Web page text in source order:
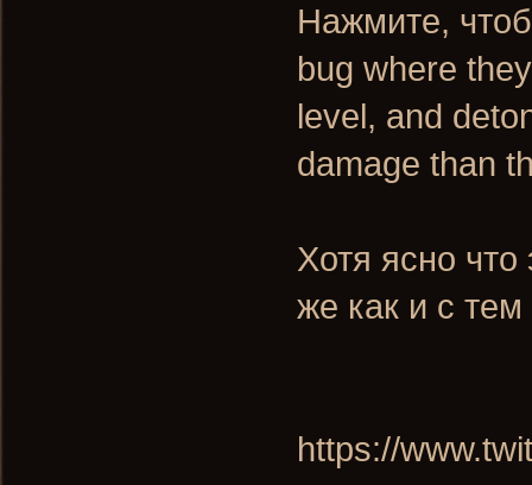
Нажмите,
bug where
level, and
damage than
Хотя ясно что
же как и с
https://